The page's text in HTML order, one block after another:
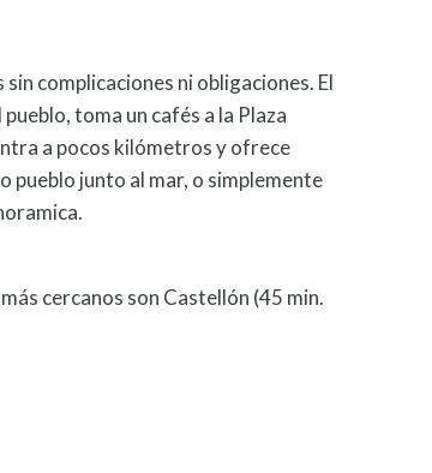
complicaciones ni obligaciones. El
toma un cafés a la Plaza
a pocos kilómetros y ofrece
pueblo junto al mar, o simplemente
cercanos son Castellón (45 min.